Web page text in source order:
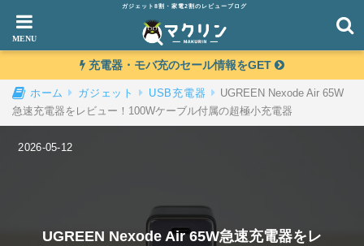
ガジェット8割・家電2割のレビューブログ
充電器・モバ充のセール情報をGET
ホーム ガジェット USB充電器
UGREEN Nexode Air 65W
急速充電器をレビュー！100Wケーブル付属の超極小充電器
UGREEN Nexode Air 65W急速充電器をレ
2026-05-12